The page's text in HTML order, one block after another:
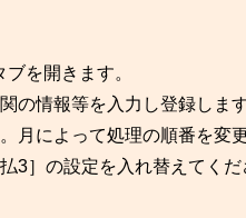
を開きます。
情報等を入力し登録します
によって処理の順番を変更
3］の設定を入れ替えてくだ